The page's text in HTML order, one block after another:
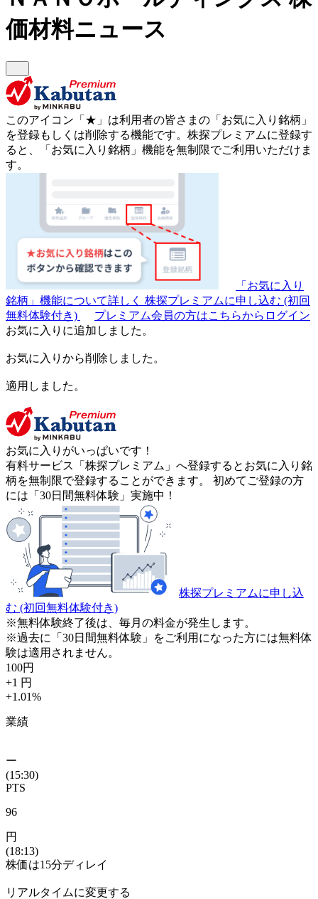
価材料ニュース
このアイコン 「★」 は利用者の皆さまの 「お気に入り銘柄」
を登録もしくは削除する機能です。 株探プレミアムに登録す
ると、「お気に入り銘柄」機能を無制限でご利用いただけま
す。
「お気に入り
銘柄」機能について詳しく 株探プレミアムに申し込む (初回
無料体験付き)
プレミアム会員の方はこちらからログイン
お気に入りに追加しました。
お気に入りから削除しました。
適用しました。
お気に入りがいっぱいです！
有料サービス「株探プレミアム」へ登録するとお気に入り銘
柄を無制限で登録することができます。 初めてご登録の方
には「30日間無料体験」実施中！
株探プレミアムに申し込
む (初回無料体験付き)
※無料体験終了後は、毎月の料金が発生します。
※過去に「30日間無料体験」をご利用になった方には無料体
験は適用されません。
100円
+1 円
+1.01%
業績
ー
(15:30)
PTS
96
円
(18:13)
株価は15分ディレイ
リアルタイムに変更する